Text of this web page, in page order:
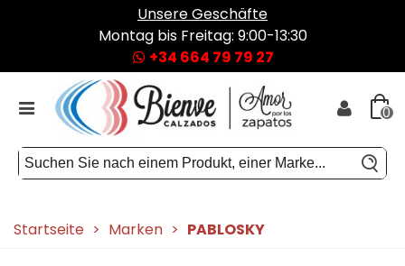
Unsere Geschäfte
Montag bis Freitag: 9:00-13:30
+34 664 79 79 27
0
Startseite > Marken > PABLOSKY